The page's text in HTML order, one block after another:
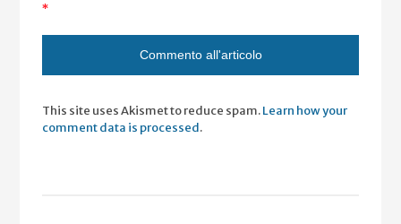
*
This site uses Akismet to reduce spam.Learn how your
comment data is processed.